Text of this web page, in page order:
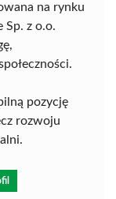
na rynku
Sp. z o.o.
pozycję
rozwoju